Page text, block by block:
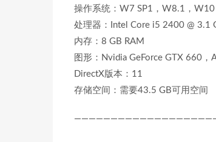
操作系统：W7 SP1，W8.1，W10
处理器：Intel Core i5 2400 @ 3.1
内存：8 GB RAM
图形：Nvidia GeForce GTX 660，
DirectX版本：11
存储空间：需要43.5 GB可用空间